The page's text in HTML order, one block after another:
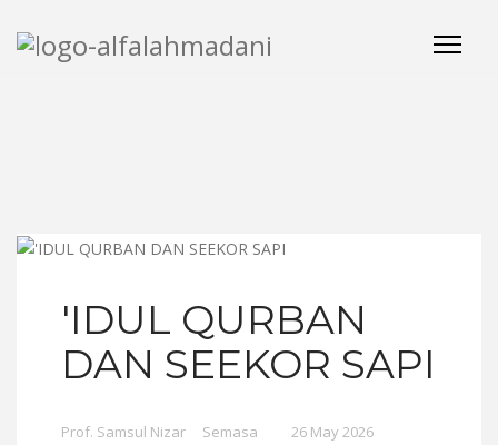
'IDUL QURBAN
DAN SEEKOR SAPI
Prof. Samsul Nizar Semasa
26 May 2026